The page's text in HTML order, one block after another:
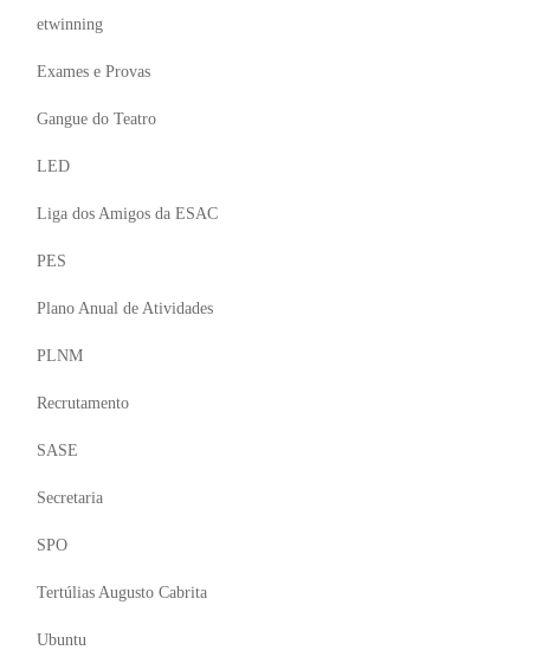
etwinning
Exames e Provas
Gangue do Teatro
LED
Liga dos Amigos da ESAC
PES
Plano Anual de Atividades
PLNM
Recrutamento
SASE
Secretaria
SPO
Tertúlias Augusto Cabrita
Ubuntu